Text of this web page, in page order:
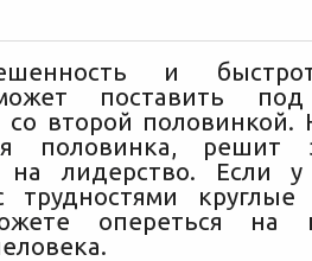
и
поставить
второй половинкой.
половинка, решит
на лидерство. Если
трудностями
опереться на